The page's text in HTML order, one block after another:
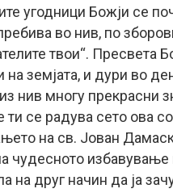
угодници Божји се
во нив, по
твои“. Пресвета
на земјата, и дури во
нив многу прекрасни
ти се радува сето ова
на св. Јован
чудесното
на друг начин да ја